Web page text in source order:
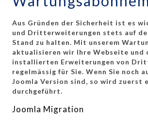
Aus Gründen der Sicherheit ist es
und Dritterweiterungen stets auf
Stand zu halten. Mit unserem
aktualisieren wir Ihre Webseite und
installierten Erweiterungen von
regelmässig für Sie. Wenn Sie noch
Joomla Version sind, so wird zuerst
durchgeführt.
Joomla Migration